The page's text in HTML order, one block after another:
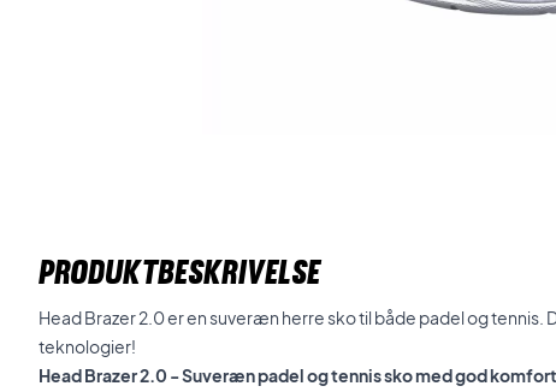
PRODUKTBESKRIVELSE
Head Brazer 2.0 er en suveræn herre sko til både padel og tennis.
teknologier!
Head Brazer 2.0 - Suveræn padel og tennis sko med god